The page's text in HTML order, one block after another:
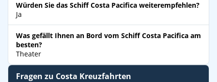
Würden Sie das Schiff Costa Pacifica weiterempfehlen?
Ja
Was gefällt Ihnen an Bord vom Schiff Costa Pacifica am
besten?
Theater
Fragen zu Costa Kreuzfahrten